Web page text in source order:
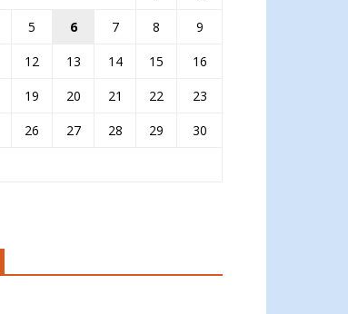
5 6 7 8
9
12 13 14 15
16
19 20 21 22
23
26 27 28 29
30